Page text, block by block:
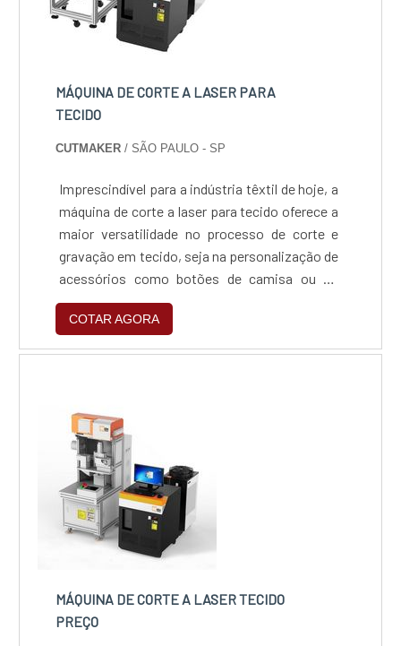
MÁQUINA DE CORTE A LASER PARA
TECIDO
CUTMAKER/ SÃO PAULO - SP
Imprescindível para a indústria têxtil de hoje, a
máquina de corte a laser para tecido oferece a
maior versatilidade no processo de corte e
gravação em tecido, seja na personalização de
acessórios como botões de camisa ou no
corte de calças jeans.Dentre os mais variados
modelos de máquinas de corte e gravação a
laser, existem três tipos indicados para o
so...
COTAR AGORA
MÁQUINA DE CORTE A LASER TECIDO
PREÇO